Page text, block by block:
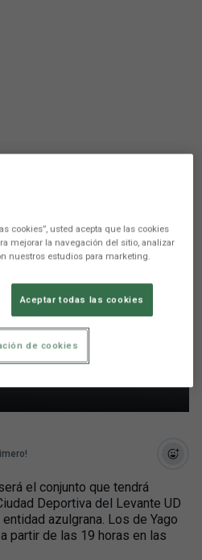
medirá esta
el conjunto que tendrá
Deportiva del Levante UD
azulgrana. Los de Yago
partir de las 19 horas en las
cookies”, usted acepta que las cookies
mejorar la navegación del sitio, analizar
nuestros estudios para marketing.
Aceptar todas las cookies
de cookies